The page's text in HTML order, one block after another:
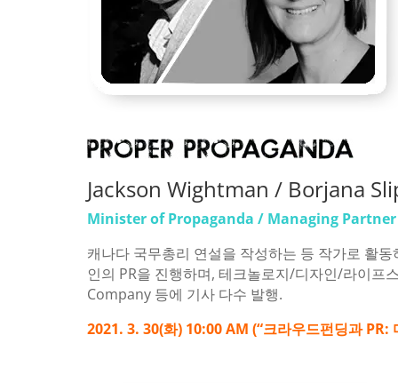
Jackson Wightman / Borjana
Minister of Propaganda / Managing Partner
캐나다 국무총리 연설을 작성하는 등 작가로 활
인의 PR을 진행하며, 테크놀로지/디자인/라이
Company 등에 기사 다수 발행.
2021. 3. 30(화) 10:00 AM (“크라우드펀딩과